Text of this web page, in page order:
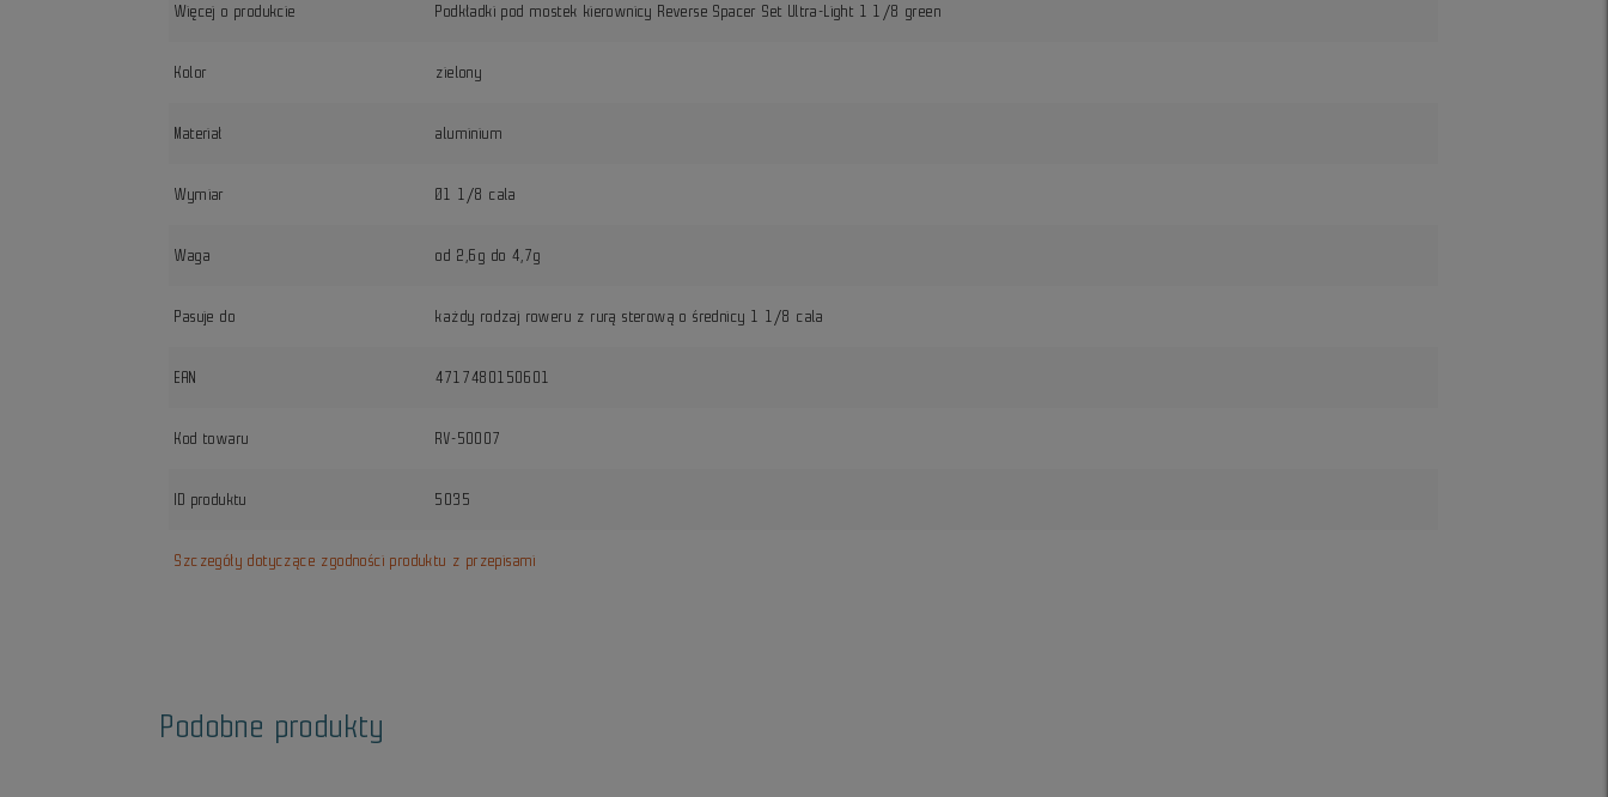
Więcej o produkcie Podkładki pod mostek kierownicy Reverse Spacer Set Ultra-Light 1 1/8 green
Kolor zielony
Materiał aluminium
Wymiar Ø1 1/8 cala
Waga od 2,6g do 4,7g
Pasuje do każdy rodzaj roweru z rurą sterową o średnicy 1 1/8 cala
EAN 4717480150601
Kod towaru RV-50007
ID produktu 5035
Szczegóły dotyczące zgodności produktu z przepisami
Podobne produkty